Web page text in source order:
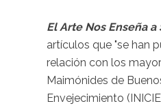
El Arte Nos Enseña
artículos que "se han
relación con los
Maimónides de
Envejecimiento